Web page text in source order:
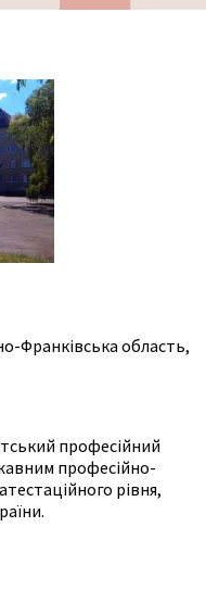
Франківська область,
професійний
професійно-
рівня,